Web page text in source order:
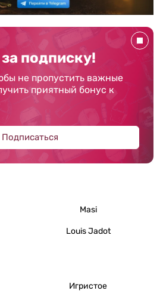
подписку!
не пропустить важные
приятный бонус к
Подписаться
Masi
Louis Jadot
Игристое